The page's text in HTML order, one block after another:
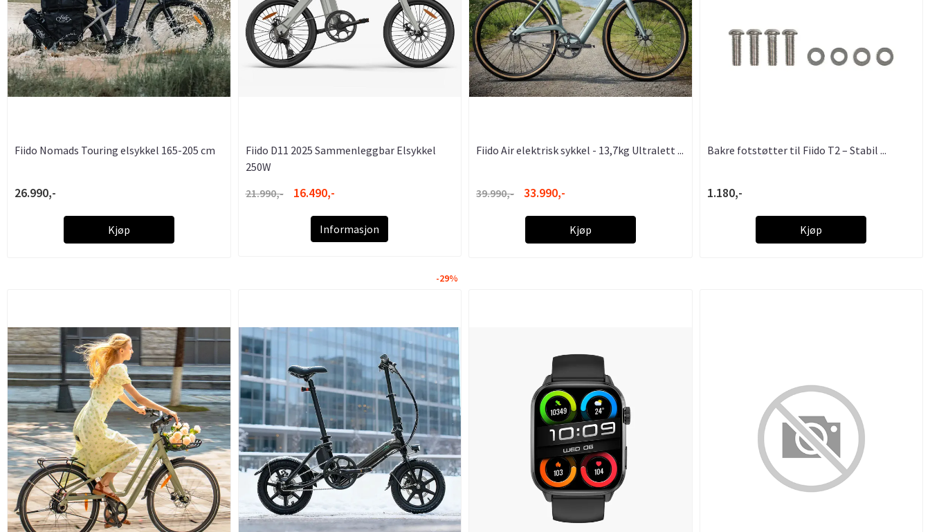
Fiido Nomads Touring elsykkel 165-205 cm
26.990,-
Kjøp
Fiido D11 2025 Sammenleggbar Elsykkel
250W
21.990,-
16.490,-
Informasjon
Fiido Air elektrisk sykkel - 13,7kg Ultralett ...
39.990,- 33.990,-
Kjøp
Bakre fotstøtter til Fiido T2 – Stabil ...
1.180,-
Kjøp
-29%